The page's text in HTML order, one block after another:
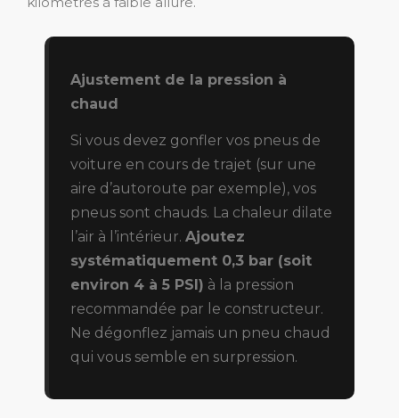
Ajustement de la pression à
chaud
Si vous devez gonfler vos pneus de
voiture en cours de trajet (sur une
aire d’autoroute par exemple), vos
pneus sont chauds. La chaleur dilate
l’air à l’intérieur. Ajoutez
systématiquement 0,3 bar (soit
environ 4 à 5 PSI) à la pression
recommandée par le constructeur.
Ne dégonflez jamais un pneu chaud
qui vous semble en surpression.